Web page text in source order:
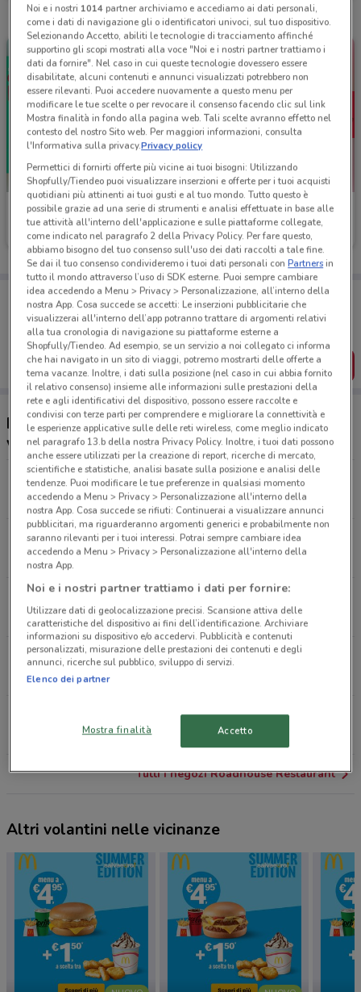
Roadhouse Restaurant
Scade il 18/08 223 m
Roadhouse Restaurant
Scade il 18/08
Porta DoveConviene sempre con te!
Puoi trovare le migliori offerte dei negozi vicino a te,
salvarle e creare la tua lista del risparmio, comodamente
dal tuo cellulare.
SCARICA L’APP
Ristoranti Roadhouse Restaurant nelle
vicinanze
viale del Risorgimento Beinasco
223 m
APERTO
Via Scarrone Nichelino
5.1 km
APERTO
Via Nizza, 230 Torino
6.3 km
APERTO
Corso Primo Lev Rivoli
6.4 km
Via Rocciamelone, 1 Collegno
8.2 km
APERTO
Tutti i negozi Roadhouse Restaurant
Altri volantini nelle vicinanze
Noi e i nostri 1014partner archiviamo e accediamo ai dati personali,
come i dati di navigazione gli o identificatori univoci, sul tuo dispositivo.
Selezionando Accetto, abiliti le tecnologie di tracciamento affinché
supportino gli scopi mostrati alla voce "Noi e i nostri partner trattiamo i
dati da fornire". Nel caso in cui queste tecnologie dovessero essere
disabilitate, alcuni contenuti e annunci visualizzati potrebbero non
essere rilevanti. Puoi accedere nuovamente a questo menu per
modificare le tue scelte o per revocare il consenso facendo clic sul link
Mostra finalità in fondo alla pagina web. Tali scelte avranno effetto nel
contesto del nostro Sito web. Per maggiori informazioni, consulta
l'Informativa sulla privacy.Privacy policy
Permettici di fornirti offerte più vicine ai tuoi bisogni: Utilizzando
Shopfully/Tiendeo puoi visualizzare inserzioni e offerte per i tuoi acquisti
quotidiani più attinenti ai tuoi gusti e al tuo mondo. Tutto questo è
possibile grazie ad una serie di strumenti e analisi effettuate in base alle
tue attività all'interno dell'applicazione e sulle piattaforme collegate,
come indicato nel paragrafo 2 della Privacy Policy. Per fare questo,
abbiamo bisogno del tuo consenso sull'uso dei dati raccolti a tale fine.
Se dai il tuo consenso condivideremo i tuoi dati personali conPartnersin
tutto il mondo attraverso l’uso di SDK esterne. Puoi sempre cambiare
idea accedendo a Menu > Privacy > Personalizzazione, all’interno della
nostra App. Cosa succede se accetti: Le inserzioni pubblicitarie che
visualizzerai all'interno dell’app potranno trattare di argomenti relativi
alla tua cronologia di navigazione su piattaforme esterne a
Shopfully/Tiendeo. Ad esempio, se un servizio a noi collegato ci informa
che hai navigato in un sito di viaggi, potremo mostrarti delle offerte a
tema vacanze. Inoltre, i dati sulla posizione (nel caso in cui abbia fornito
il relativo consenso) insieme alle informazioni sulle prestazioni della
rete e agli identificativi del dispositivo, possono essere raccolte e
condivisi con terze parti per comprendere e migliorare la connettività e
le esperienze applicative sulle delle reti wireless, come meglio indicato
nel paragrafo 13.b della nostra Privacy Policy. Inoltre, i tuoi dati possono
anche essere utilizzati per la creazione di report, ricerche di mercato,
scientifiche e statistiche, analisi basate sulla posizione e analisi delle
tendenze. Puoi modificare le tue preferenze in qualsiasi momento
accedendo a Menu > Privacy > Personalizzazione all'interno della
nostra App. Cosa succede se rifiuti: Continuerai a visualizzare annunci
pubblicitari, ma riguarderanno argomenti generici e probabilmente non
saranno rilevanti per i tuoi interessi. Potrai sempre cambiare idea
accedendo a Menu > Privacy > Personalizzazione all'interno della
nostra App.
Noi e i nostri partner trattiamo i dati per fornire:
Utilizzare dati di geolocalizzazione precisi. Scansione attiva delle
caratteristiche del dispositivo ai fini dell’identificazione. Archiviare
informazioni su dispositivo e/o accedervi. Pubblicità e contenuti
personalizzati, misurazione delle prestazioni dei contenuti e degli
annunci, ricerche sul pubblico, sviluppo di servizi.
Elenco dei partner
Mostra finalità Accetto